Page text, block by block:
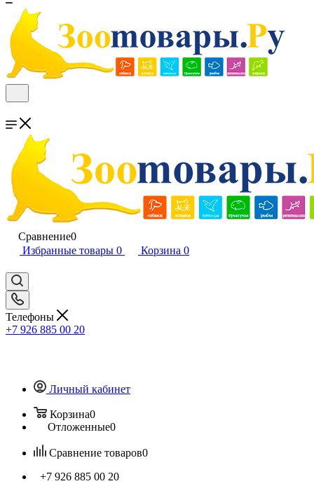
Сравнение0
Избранные товары 0 Корзина 0
Телефоны
+7 926 885 00 20
Личный кабинет
Корзина0
Отложенные0
Сравнение товаров0
+7 926 885 00 20